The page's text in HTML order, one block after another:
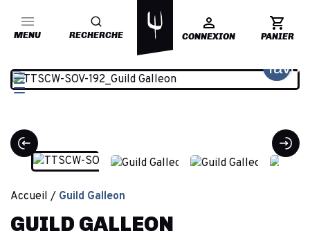
MENU RECHERCHE CONNEXION PANIER
Accueil Guild Galleon
GUILD GALLEON